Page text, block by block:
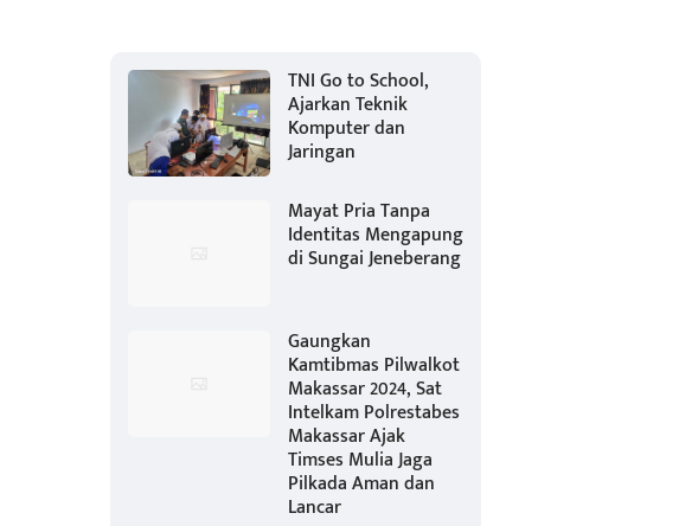
TNI Go to School,
Ajarkan Teknik
Komputer dan
Jaringan
Mayat Pria Tanpa
Identitas Mengapung
di Sungai Jeneberang
Gaungkan
Kamtibmas Pilwalkot
Makassar 2024, Sat
Intelkam Polrestabes
Makassar Ajak
Timses Mulia Jaga
Pilkada Aman dan
Lancar